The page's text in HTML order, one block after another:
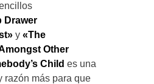
Drawer
y «The
Other
Child es una
razón más para que